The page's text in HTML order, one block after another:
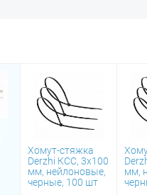
Хомут-стяжка
Derzhi КСС, 3х100
мм, нейлоновые,
черные, 100 шт
мм,